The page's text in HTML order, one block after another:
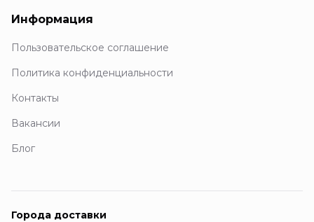
Информация
Пользовательское соглашение
Политика конфиденциальности
Контакты
Вакансии
Блог
Города доставки